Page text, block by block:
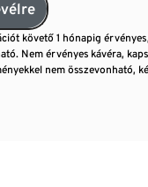
követő 1 hónapig
Nem érvényes kávéra,
nem összevonható,